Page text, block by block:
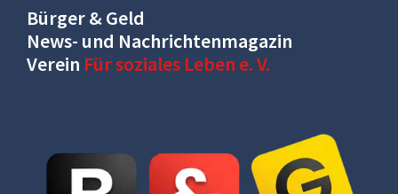
Bürger & Geld
News- und Nachrichtenmagazin
Verein Für soziales Leben e. V.